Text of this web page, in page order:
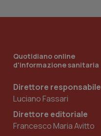
Quotidiano online
d'informazione sanitaria
Direttore responsabile
Luciano Fassari
Direttore editoriale
Francesco Maria Avitto